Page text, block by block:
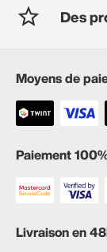
Des
Moyens de
Paiement
Livraison en